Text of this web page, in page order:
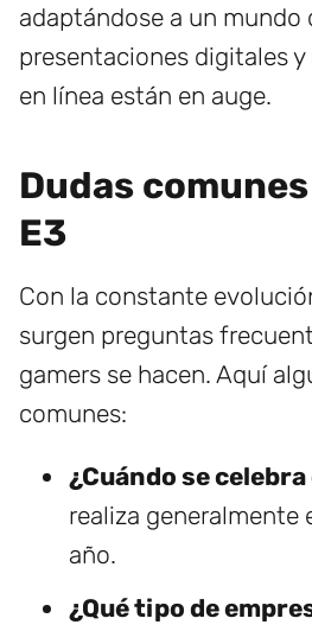
adaptándose a un mundo
presentaciones digitales
en línea están en auge.
Dudas
E3
Con la constante
surgen preguntas
gamers se hacen. Aquí
comunes:
¿Cuándo se celebra
realiza generalmente
año.
¿Qué tipo de